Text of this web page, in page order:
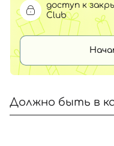
доступ к
Club
Должно быть в